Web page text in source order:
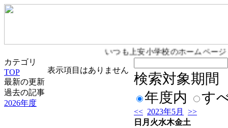
いつも上安小学校のホームページ
カテゴリ
TOP
最新の更新
過去の記事
2026年度
表示項目はありません
検索対象期間
年度内
す
<< 2023年5月
>>
日 月 火水木金土